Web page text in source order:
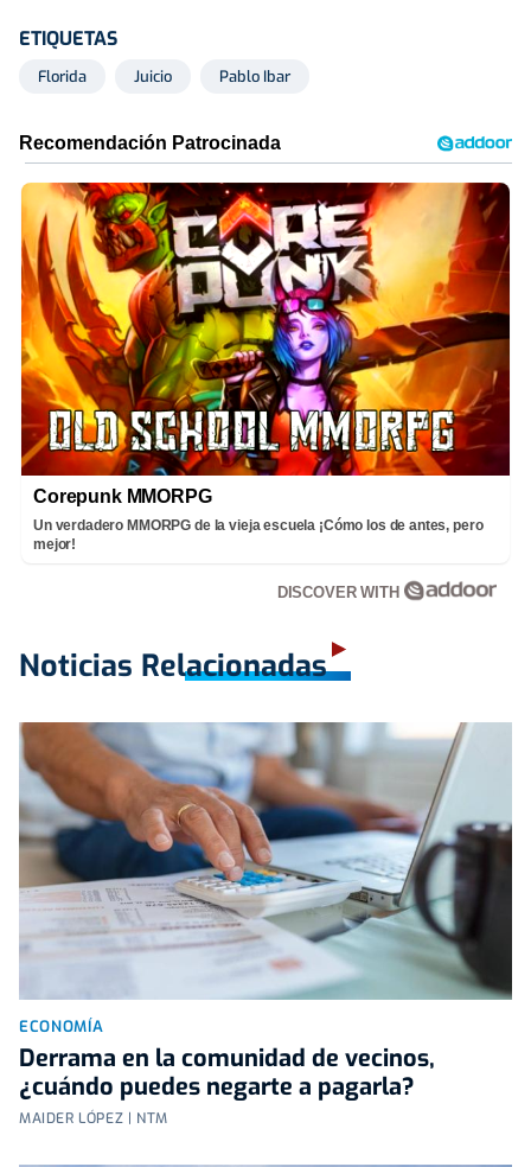
ETIQUETAS
Florida Juicio Pablo Ibar
Corepunk MMORPG
Un verdadero MMORPG de la vieja escuela ¡Cómo los de antes, pero
mejor!
DISCOVER WITH
Noticias Relacionadas
ECONOMÍA
Derrama en la comunidad de vecinos,
¿cuándo puedes negarte a pagarla?
MAIDER LÓPEZ | NTM